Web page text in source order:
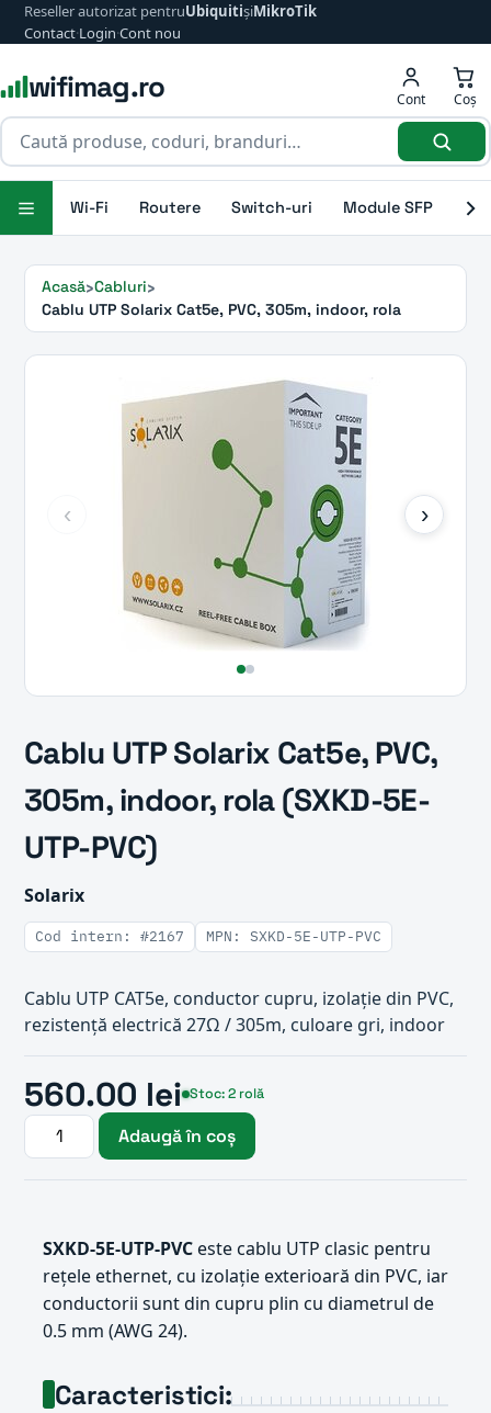
Reseller autorizat pentruUbiquitișiMikroTik
Contact·Login·Cont nou
wifimag.ro Cont Coș
Wi-Fi Routere Switch-uri Module SFP
Acasă Cabluri
Cablu UTP Solarix Cat5e, PVC, 305m, indoor, rola
‹ ›
Cablu UTP Solarix Cat5e, PVC,
305m, indoor, rola (SXKD-5E-
UTP-PVC)
Solarix
Cod intern: #2167 MPN: SXKD-5E-UTP-PVC
Cablu UTP CAT5e, conductor cupru, izolație din PVC,
rezistență electrică 27Ω / 305m, culoare gri, indoor
560.00 lei Stoc: 2 rolă
Adaugă în coș
SXKD-5E-UTP-PVCeste cablu UTP clasic pentru
rețele ethernet, cu izolație exterioară din PVC, iar
conductorii sunt din cupru plin cu diametrul de
0.5 mm (AWG 24).
Caracteristici: